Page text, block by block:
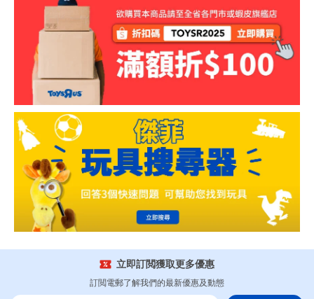
立即訂閲獲取更多優惠
訂閲電郵了解我們的最新優惠及動態